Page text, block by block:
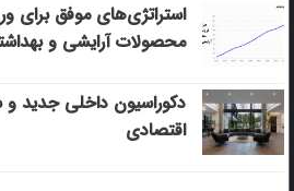
استراتژی‌های موفق برای
محصولات آرایشی و
دکوراسیون داخلی جدید و
اقتصادی